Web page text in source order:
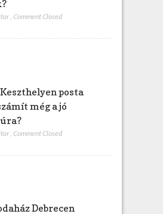
, Comment Closed
posta
még a jó
Comment Closed
Debrecen